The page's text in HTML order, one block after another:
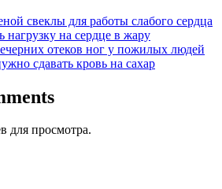
свеклы для работы слабого сердца
нагрузку на сердце в жару
отеков ног у пожилых людей
сдавать кровь на сахар
для просмотра.